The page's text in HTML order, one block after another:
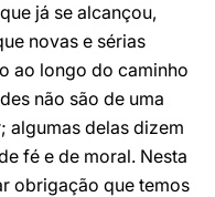
já se alcançou,
novas e sérias
ao longo do caminho
não são de uma
algumas delas dizem
fé e de moral. Nesta
obrigação que temos